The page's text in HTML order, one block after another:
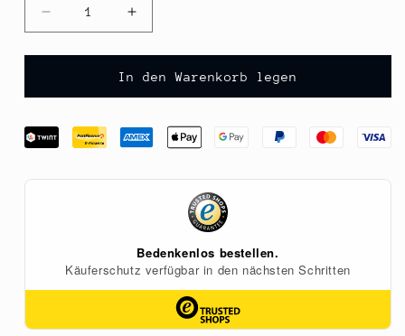
Verringere
die
Menge
Briemesser
Messer),
glatt,
Erhöhe
die
Menge
für
Briemesser
Messer),
glatt,
St
In den Warenkorb legen